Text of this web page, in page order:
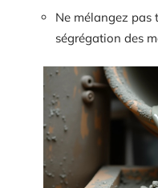
Ne mélangez pas
ségrégation des